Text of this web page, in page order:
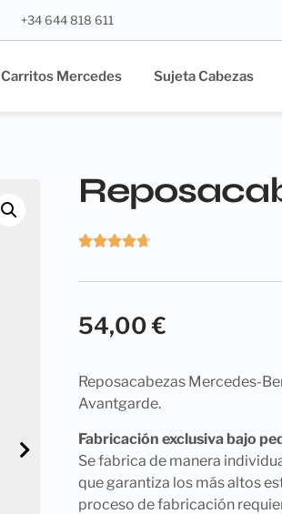
+34 644 818 611
Carritos Mercedes Sujeta Cabezas
54,00€
Reposacabezas Mercedes-
Avantgarde.
Fabricación exclusiva bajo
Se fabrica de manera
que garantiza los más altos
proceso de fabricación